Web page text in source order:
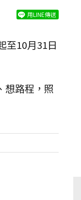
用LINE傳送
至10月31日
想路程，照